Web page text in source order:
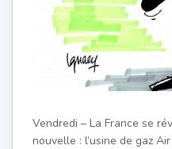
Vendredi – La France se
nouvelle : l’usine de gaz